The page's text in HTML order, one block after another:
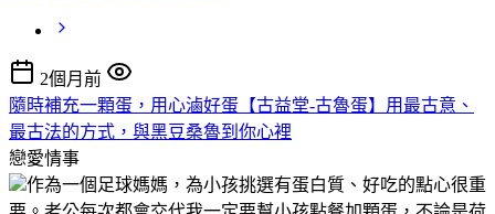
2個月前
隨時補充一顆蛋，用心滷好蛋【古益堂-古魯蛋】用最古意、
最古法的方式，與黑豆桑魯到你心裡
戀愛情事
作為一個足球媽媽，為小孩挑選有蛋白質、好吃的點心很重